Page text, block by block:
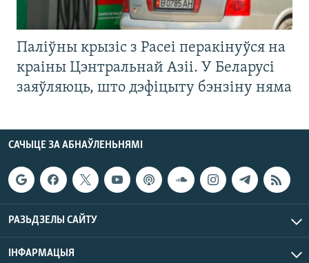
Паліўны крызіс з Расеі перакінуўся на
краіны Цэнтральнай Азіі. У Беларусі
заяўляюць, што дэфіцыту бэнзіну няма
САЧЫЦЕ ЗА АБНАЎЛЕНЬНЯМІ
РАЗЬДЗЕЛЫ САЙТУ
ІНФАРМАЦЫЯ